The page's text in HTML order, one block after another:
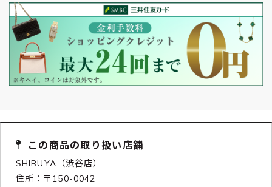
この商品の取り扱い店舗
SHIBUYA（渋谷店）
住所：〒150-0042